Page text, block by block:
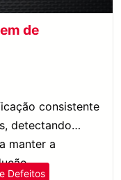
de
consistente
detectando
manter a
Defeitos